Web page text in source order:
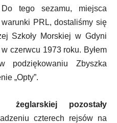
tego sezamu, miejsca
PRL, dostaliśmy się
Szkoły Morskiej w Gdyni
czerwcu 1973 roku. Byłem
Zbyszka
„Opty”.
pozostały
czterech rejsów na